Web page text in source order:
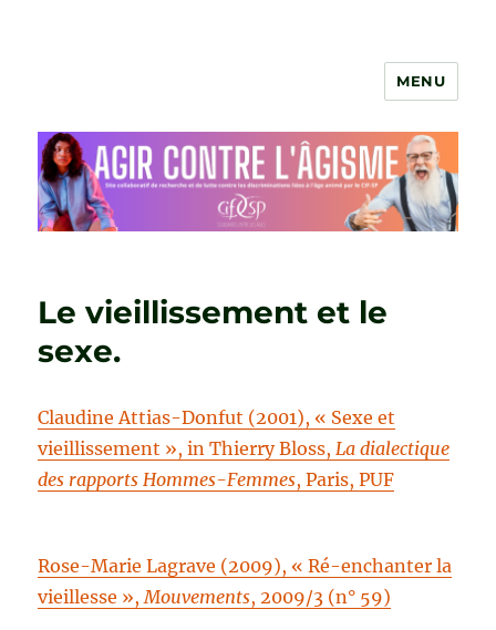
MENU
Le vieillissement et le
sexe.
Claudine Attias-Donfut (2001), « Sexe et
vieillissement », in Thierry Bloss, La dialectique
des rapports Hommes-Femmes, Paris, PUF
Rose-Marie Lagrave (2009), « Ré-enchanter la
vieillesse », Mouvements, 2009/3 (n° 59)